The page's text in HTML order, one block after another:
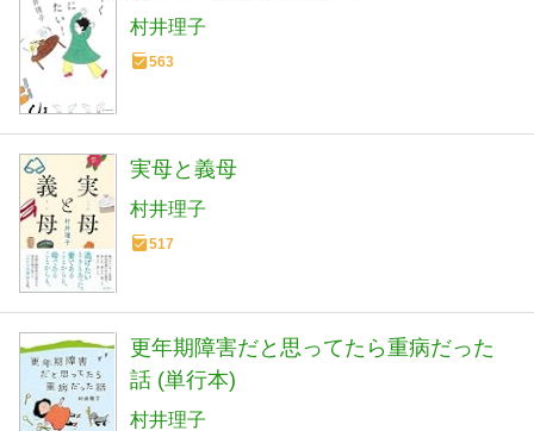
村井理子
563
実母と義母
村井理子
517
更年期障害だと思ってたら重病だった
話 (単行本)
村井理子